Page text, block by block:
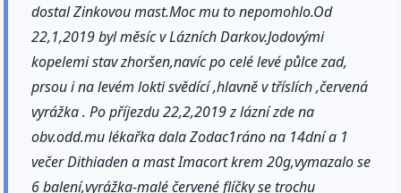
dostal Zinkovou mast.Moc mu to nepomohlo.Od
22,1,2019 byl měsíc v Lázních Darkov.Jodovými
kopelemi stav zhoršen,navíc po celé levé půlce zad,
prsou i na levém lokti svědící ,hlavně v tříslích ,červená
vyrážka . Po příjezdu 22,2,2019 z lázní zde na
obv.odd.mu lékařka dala Zodac1ráno na 14dní a 1
večer Dithiaden a mast Imacort krem 20g,vymazalo se
6 balení,vyrážka-malé červené flíčky se trochu